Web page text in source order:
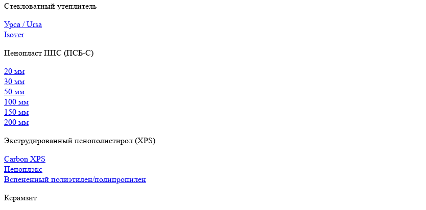
Стекловатный утеплитель
Урса / Ursa
Isover
Пенопласт ППС (ПСБ-С)
20 мм
30 мм
50 мм
100 мм
150 мм
200 мм
Экструдированный пенополистирол (XPS)
Carbon XPS
Пеноплэкс
Вспененный полиэтилен/полипропилен
Керамзит